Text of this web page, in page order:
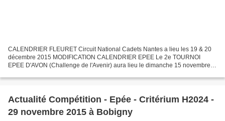
CALENDRIER FLEURET Circuit National Cadets Nantes a lieu les 19 & 20
décembre 2015 MODIFICATION CALENDRIER EPEE Le 2e TOURNOI
EPEE D'AVON (Challenge de l'Avenir) aura lieu le dimanche 15 novembre,
Actualité Compétition - Epée - Critérium H2024 -
29 novembre 2015 à Bobigny